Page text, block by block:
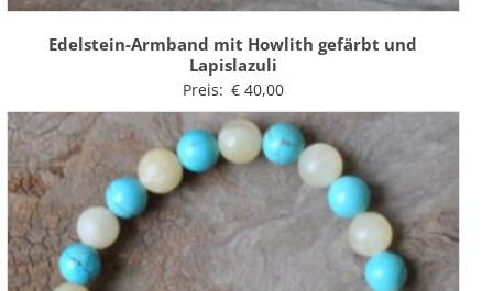
Edelstein-Armband mit Howlith gefärbt und
Lapislazuli
Preis: €40,00